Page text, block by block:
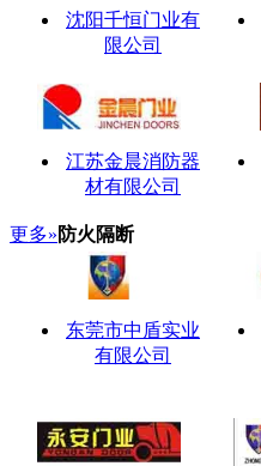
沈阳千恒门业有
限公司
江苏金晨消防器
材有限公司
更多» 防火隔断
东莞市中盾实业
有限公司